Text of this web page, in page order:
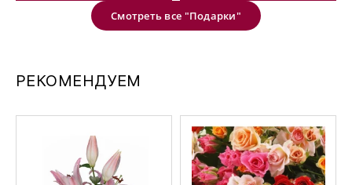
Смотреть все "Подарки"
РЕКОМЕНДУЕМ